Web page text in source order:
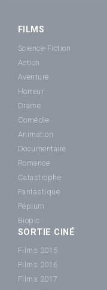
FILMS
Science-Fiction
Action
Aventure
Horreur
Drame
Comédie
Animation
Documentaire
Romance
Catastrophe
Fantastique
Péplum
Biopic
SORTIE CINÉ
Films 2015
Films 2016
Films 2017